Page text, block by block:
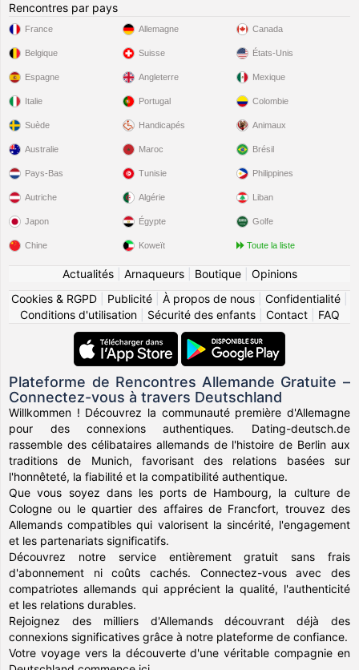
Rencontres par pays
France
Belgique
Espagne
Italie
Suède
Allemagne
Suisse
Angleterre
Portugal
Handicapés
Canada
États-Unis
Mexique
Colombie
Animaux
Australie
Pays-Bas
Autriche
Japon
Chine
Maroc
Tunisie
Algérie
Égypte
Koweït
Brésil
Philippines
Liban
Golfe
Toute la liste
Actualités| Arnaqueurs| Boutique| Opinions
Cookies & RGPD
Publicité À propos de nous Confidentialité
Conditions d'utilisation| Sécurité des enfants| Contact| FAQ
Plateforme de Rencontres Allemande Gratuite –
Connectez-vous à travers Deutschland
Willkommen ! Découvrez la communauté première d'Allemagne
pour des connexions authentiques. Dating-deutsch.de
rassemble des célibataires allemands de l'histoire de Berlin aux
traditions de Munich, favorisant des relations basées sur
l'honnêteté, la fiabilité et la compatibilité authentique.
Que vous soyez dans les ports de Hambourg, la culture de
Cologne ou le quartier des affaires de Francfort, trouvez des
Allemands compatibles qui valorisent la sincérité, l'engagement
et les partenariats significatifs.
Découvrez notre service entièrement gratuit sans frais
d'abonnement ni coûts cachés. Connectez-vous avec des
compatriotes allemands qui apprécient la qualité, l'authenticité
et les relations durables.
Rejoignez des milliers d'Allemands découvrant déjà des
connexions significatives grâce à notre plateforme de confiance.
Votre voyage vers la découverte d'une véritable compagnie en